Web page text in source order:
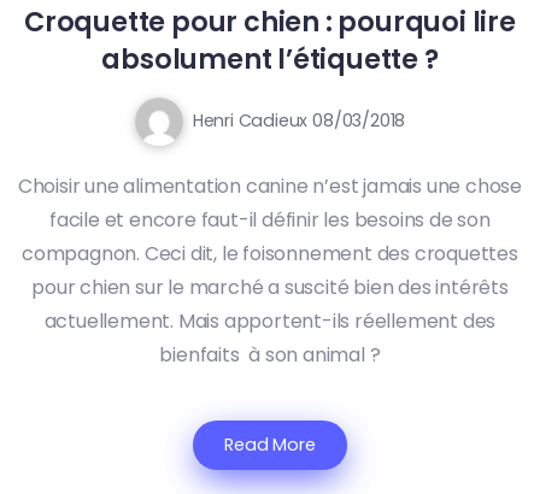
Croquette pour chien : pourquoi lire
absolument l’étiquette ?
Henri Cadieux 08/03/2018
Choisir une alimentation canine n’est jamais une chose
facile et encore faut-il définir les besoins de son
compagnon. Ceci dit, le foisonnement des croquettes
pour chien sur le marché a suscité bien des intérêts
actuellement. Mais apportent-ils réellement des
bienfaits à son animal ?
Read More